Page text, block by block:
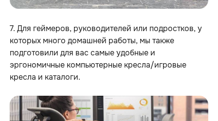
7. Для геймеров, руководителей или подростков, у
которых много домашней работы, мы также
подготовили для вас самые удобные и
эргономичные компьютерные кресла/игровые
кресла и каталоги.